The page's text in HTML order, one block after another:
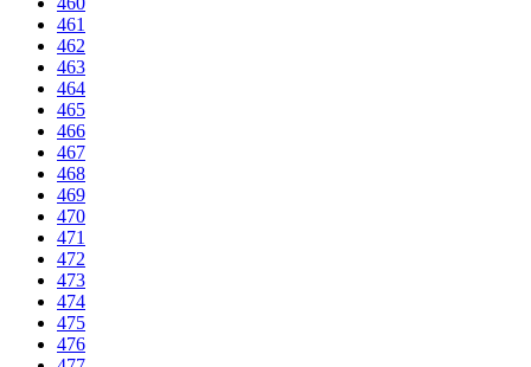
461
462
463
464
465
466
467
468
469
470
471
472
473
474
475
476